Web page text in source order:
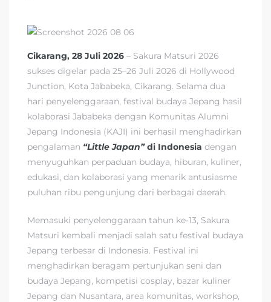
Cikarang, 28 Juli 2026 – Sakura Matsuri 2026
sukses digelar pada 25–26 Juli 2026 di Hollywood
Junction, Kota Jababeka, Cikarang. Selama dua
hari penyelenggaraan, festival budaya Jepang hasil
kolaborasi Jababeka dengan Komunitas Alumni
Jepang Indonesia (KAJI) ini berhasil menghadirkan
pengalaman “Little Japan”di Indonesia dengan
menyuguhkan perpaduan budaya, hiburan, kuliner,
edukasi, dan kolaborasi yang menarik antusiasme
puluhan ribu pengunjung dari berbagai daerah.
Memasuki penyelenggaraan tahun ke-13, Sakura
Matsuri kembali menjadi salah satu festival budaya
Jepang terbesar di Indonesia. Festival ini
menghadirkan beragam pertunjukan seni dan
budaya Jepang, kompetisi cosplay, bazar kuliner
Jepang dan Nusantara, area komunitas, workshop,